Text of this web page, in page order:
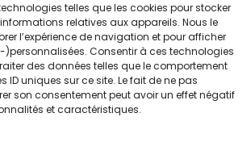
telles que les cookies pour stocker
relatives aux appareils. Nous le
l’expérience de navigation et pour afficher
Consentir à ces technologies
des données telles que le comportement
ID uniques sur ce site. Le fait de ne pas
son consentement peut avoir un effet négatif
et caractéristiques.